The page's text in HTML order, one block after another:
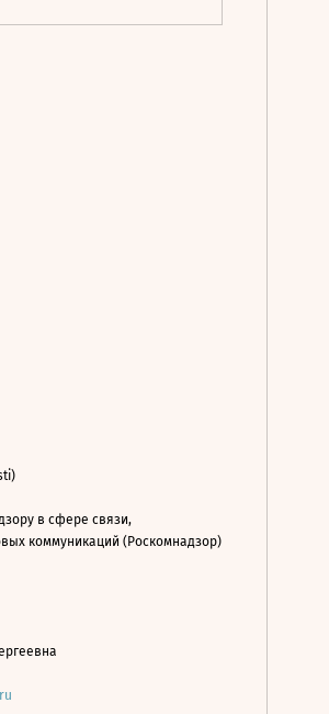
в сфере связи,
коммуникаций (Роскомнадзор)